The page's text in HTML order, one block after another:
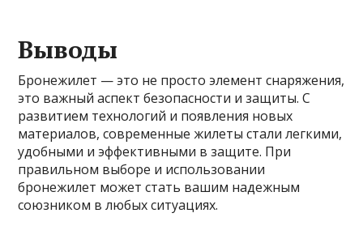
Выводы
Бронежилет — это не просто элемент снаряжения,
это важный аспект безопасности и защиты. С
развитием технологий и появления новых
материалов, современные жилеты стали легкими,
удобными и эффективными в защите. При
правильном выборе и использовании
бронежилет может стать вашим надежным
союзником в любых ситуациях.